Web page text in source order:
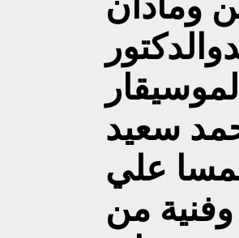
سعيد
علي
من